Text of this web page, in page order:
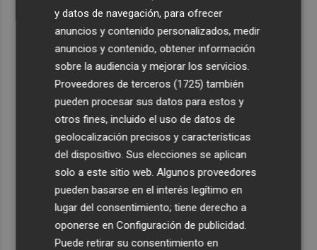
y datos de navegación, para ofrecer
anuncios y contenido personalizados, medir
anuncios y contenido, obtener información
sobre la audiencia y mejorar los servicios.
Proveedores de terceros (1725) también
pueden procesar sus datos para estos y
otros fines, incluido el uso de datos de
geolocalización precisos y características
del dispositivo. Sus elecciones se aplican
solo a este sitio web. Algunos proveedores
pueden basarse en el interés legítimo en
lugar del consentimiento; tiene derecho a
oponerse enConfiguración de publicidad
Puede retirar su consentimiento en